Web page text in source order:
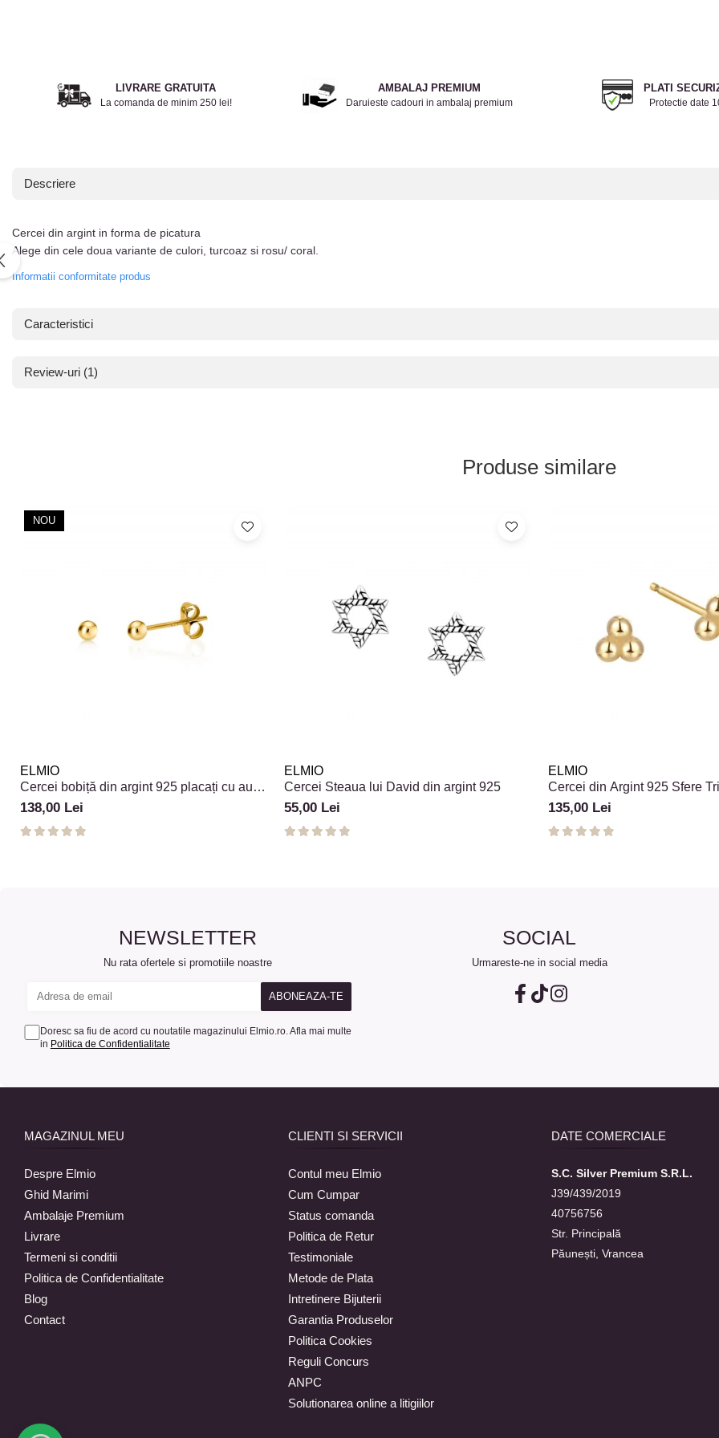
LIVRARE GRATUITA
La comanda de minim 250 lei!
AMBALAJ PREMIUM
Daruieste cadouri in ambalaj premium
PLATI
Protectie date
Descriere
Cercei din argint in forma de picatura
Alege din cele doua variante de culori, turcoaz si rosu/ coral.
Informatii conformitate produs
Caracteristici
Review-uri (1)
Produse similare
NOU
ELMIO
Cercei bobiță din argint 925 placați cu aur
18k
138,00 Lei
ELMIO
Cercei Steaua lui David din argint 925
55,00 Lei
ELMIO
Cercei din Argint 925 Sfere
135,00 Lei
NEWSLETTER
Nu rata ofertele si promotiile noastre
Doresc sa fiu de acord cu noutatile magazinului Elmio.ro. Afla mai multe
in Politica de Confidentialitate
SOCIAL
Urmareste-ne in social media
MAGAZINUL MEU
Despre Elmio
Ghid Marimi
Ambalaje Premium
Livrare
Termeni si conditii
Politica de Confidentialitate
Blog
Contact
CLIENTI SI SERVICII
Contul meu Elmio
Cum Cumpar
Status comanda
Politica de Retur
Testimoniale
Metode de Plata
Intretinere Bijuterii
Garantia Produselor
Politica Cookies
Reguli Concurs
ANPC
Solutionarea online a litigiilor
DATE COMERCIALE
S.C. Silver Premium S.R.L.
J39/439/2019
40756756
Str. Principală
Păunești, Vrancea